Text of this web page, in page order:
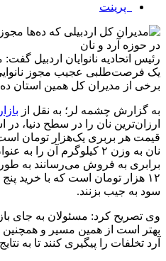
پرینت
رئیس اتحادیه نانوایان اردبیل
یک فرصت‌طلبی عجیب مجوز
برخی از مدیران کل همین استان
به گزارش چشمه لر؛ به نقل از بازار
ارزان‌ترین نان را در سطح دنیا،
قیمت هر بربری یک‌هزار تومان است
برابری به فروش می‌رسانند به
سود به جیب بزنند.
وی تصریح کرد: مسئولان به جای
بهتر است از همین مسیر و همچنین
آرد تخلفات را پیگیری کنند تا به